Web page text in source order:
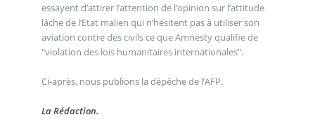
essayent d’attirer l’attention de l’opinion sur l’attitude
lâche de l’Etat malien qui n’hésitent pas à utiliser son
aviation contre des civils ce que Amnesty qualifie de
"violation des lois humanitaires internationales".
Ci-après, nous publions la dépêche de l’AFP.
La Rédaction.